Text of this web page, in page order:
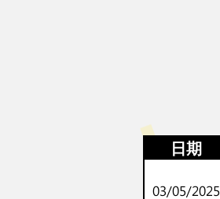
日期
03/05/2025